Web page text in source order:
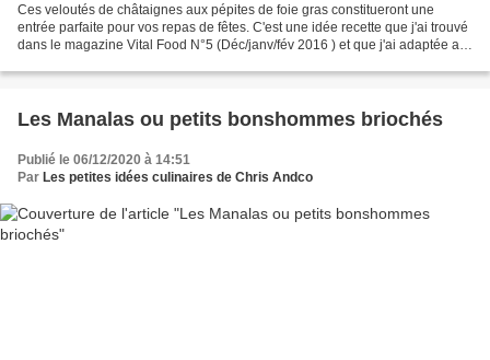
Ces veloutés de châtaignes aux pépites de foie gras constitueront une
entrée parfaite pour vos repas de fêtes. C'est une idée recette que j'ai trouvé
dans le magazine Vital Food N°5 (Déc/janv/fév 2016 ) et que j'ai adaptée au
Les Manalas ou petits bonshommes briochés
Publié le 06/12/2020 à 14:51
Par Les petites idées culinaires de Chris Andco